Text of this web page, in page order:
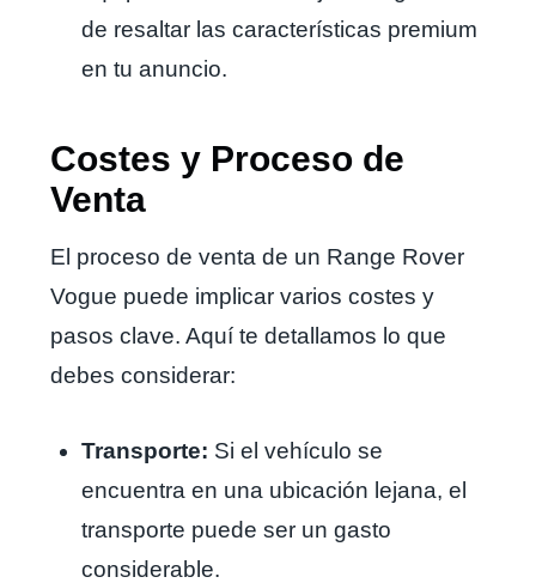
de resaltar las características premium
en tu anuncio.
Costes y Proceso de
Venta
El proceso de venta de un Range Rover
Vogue puede implicar varios costes y
pasos clave. Aquí te detallamos lo que
debes considerar:
Transporte: Si el vehículo se
encuentra en una ubicación lejana, el
transporte puede ser un gasto
considerable.